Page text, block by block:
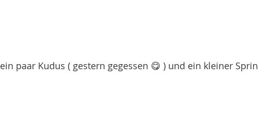
ein paar Kudus ( gestern gegessen 😋 ) und ein kleiner